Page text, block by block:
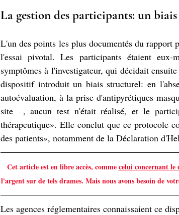
La gestion des participants: un
L'un des points les plus documentés du rapport
l'essai pivotal. Les participants étaient eux-
symptômes à l'investigateur, qui décidait
dispositif introduit un biais structurel: en
autoévaluation, à la prise d'antipyrétiques
site –, aucun test n'était réalisé, et le
thérapeutique». Elle conclut que ce protocole
des patients», notamment de la Déclaration
Cet article est en libre accès, comme celui concernant le
l'argent sur de tels drames. Mais nous avons besoin de
Les agences réglementaires connaissaient ce